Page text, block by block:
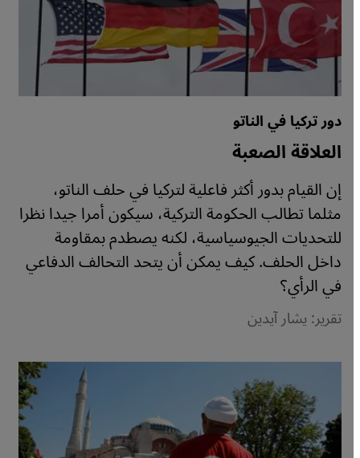
دور تركيا في الناتو
العلاقة الصعبة
إن القيام بدور أكثر فاعلية لتركيا في حلف الناتو،
مثلما تطالب الحكومة التركية، سيكون أمرا جيدا نظرا
للتحديات الجيوسياسية، لكنه يصطدم بمقاومة
داخل الحلف. كيف يمكن أن يتحد التحالف الدفاعي
في الرأي؟
تقرير: يشار آيدين